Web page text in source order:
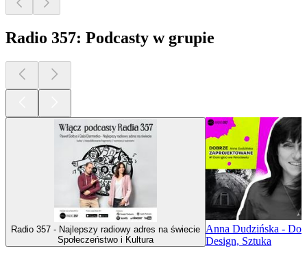
Radio 357: Podcasty w grupie
Radio 357 - Najlepszy radiowy adres na świecie
Społeczeństwo i Kultura
Anna Dudzińska -
Design, Sztuka